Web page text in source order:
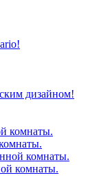
дизайном!
комнаты.